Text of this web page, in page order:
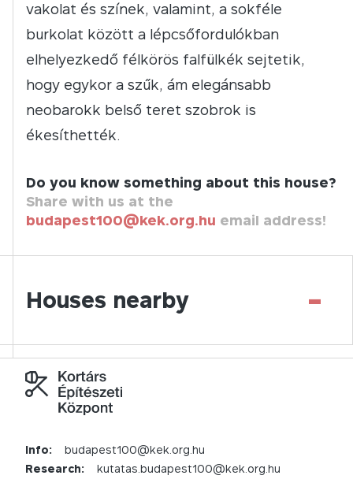
vakolat és színek, valamint, a sokféle
burkolat között a lépcsőfordulókban
elhelyezkedő félkörös falfülkék sejtetik,
hogy egykor a szűk, ám elegánsabb
neobarokk belső teret szobrok is
ékesíthették.
Do you know something about this house?
Share with us at the
budapest100@kek.org.hu email address!
Houses nearby -
Info:
budapest100@kek.org.hu
Research:
kutatas.budapest100@kek.org.hu